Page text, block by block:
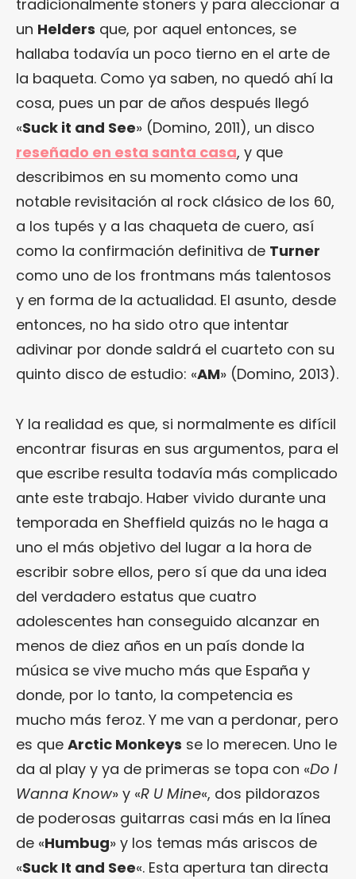
tradicionalmente stoners y para aleccionar a
un Helders que, por aquel entonces, se
hallaba todavía un poco tierno en el arte de
la baqueta. Como ya saben, no quedó ahí la
cosa, pues un par de años después llegó
«Suck it and See» (Domino, 2011), un disco
reseñado en esta santa casa, y que
describimos en su momento como una
notable revisitación al rock clásico de los 60,
a los tupés y a las chaqueta de cuero, así
como la confirmación definitiva de Turner
como uno de los frontmans más talentosos
y en forma de la actualidad. El asunto, desde
entonces, no ha sido otro que intentar
adivinar por donde saldrá el cuarteto con su
quinto disco de estudio: «AM» (Domino, 2013).
Y la realidad es que, si normalmente es difícil
encontrar fisuras en sus argumentos, para el
que escribe resulta todavía más complicado
ante este trabajo. Haber vivido durante una
temporada en Sheffield quizás no le haga a
uno el más objetivo del lugar a la hora de
escribir sobre ellos, pero sí que da una idea
del verdadero estatus que cuatro
adolescentes han conseguido alcanzar en
menos de diez años en un país donde la
música se vive mucho más que España y
donde, por lo tanto, la competencia es
mucho más feroz. Y me van a perdonar, pero
es que Arctic Monkeys se lo merecen. Uno le
da al play y ya de primeras se topa con «Do I
Wanna Know» y «R U Mine«, dos pildorazos
de poderosas guitarras casi más en la línea
de «Humbug» y los temas más ariscos de
«Suck It and See«. Esta apertura tan directa